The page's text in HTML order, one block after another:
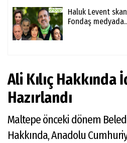
Haluk Levent
Fondaş
Ali Kılıç Hakkında
Hazırlandı
Maltepe önceki dönem
Hakkında, Anadolu